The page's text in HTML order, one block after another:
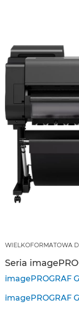
WIELKOFORMATOWA
Seria
imagePROGRAF
imagePROGRAF